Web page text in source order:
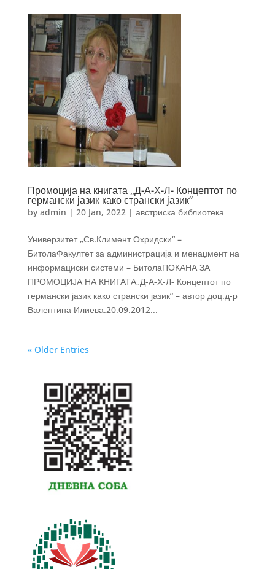
Промоција на книгата „Д-А-Х-Л- Концептот по
германски јазик како странски јазик“
by admin | 20 Jan, 2022| австриска библиотека
Универзитет „Св.Климент Охридски“ –
БитолаФакултет за администрација и менаџмент на
информациски системи – БитолаПОКАНА ЗА
ПРОМОЦИЈА НА КНИГАТА„Д-А-Х-Л- Концептот по
германски јазик како странски јазик“ – автор доц.д-р
Валентина Илиева.20.09.2012...
« Older Entries